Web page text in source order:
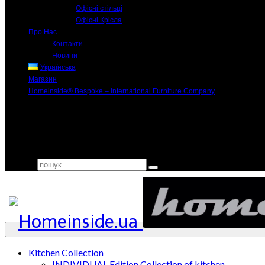
Офісні стільці
Офісні Крісла
Про Нас
Контакти
Новини
Українська
Магазин
Homeinside® Bespoke – International Furniture Company
Kitchen Collection